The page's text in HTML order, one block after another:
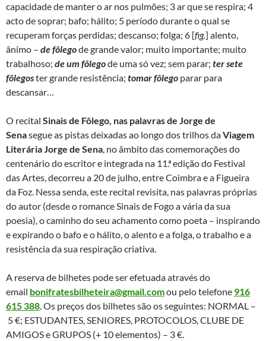
capacidade de manter o ar nos pulmões; 3 ar que se respira; 4
acto de soprar; bafo; hálito; 5 período durante o qual se
recuperam forças perdidas; descanso; folga; 6 [fig.] alento,
ânimo – de fôlegode grande valor; muito importante; muito
trabalhoso; de um fôlegode uma só vez; sem parar; ter sete
fôlegoster grande resistência; tomar fôlego parar para
descansar…
O recital Sinais de Fôlego, nas palavras de Jorge de
Senasegue as pistas deixadas ao longo dos trilhos daViagem
Literária Jorge de Sena, no âmbito das comemorações do
centenário do escritor e integrada na 11.ª edição do Festival
das Artes, decorreu a 20 de julho, entre Coimbra e a Figueira
da Foz. Nessa senda, este recital revisita, nas palavras próprias
do autor (desde o romance Sinais de Fogo a vária da sua
poesia), o caminho do seu achamento como poeta – inspirando
e expirando o bafo e o hálito, o alento e a folga, o trabalho e a
resistência da sua respiração criativa.
A reserva de bilhetes pode ser efetuada através do
email bonifratesbilheteira@gmail.comou pelo telefone 916
615 388. Os preços dos bilhetes são os seguintes: NORMAL –
5 €; ESTUDANTES, SENIORES, PROTOCOLOS, CLUBE DE
AMIGOS e GRUPOS (+ 10 elementos) – 3 €.